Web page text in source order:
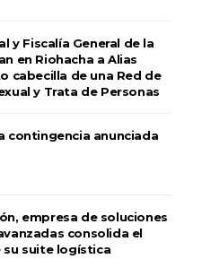
y Fiscalía General de la
en Riohacha a Alias
cabecilla de una Red de
y Trata de Personas
contingencia anunciada
empresa de soluciones
consolida el
su suite logística